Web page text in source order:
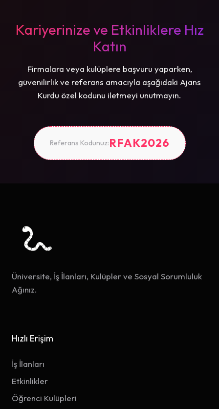
Kariyerinize ve Etkinliklere Hız
Katın
Firmalara veya kulüplere başvuru yaparken,
güvenilirlik ve referans amacıyla aşağıdaki Ajans
Kurdu özel kodunu iletmeyi unutmayın.
Referans Kodunuz:RFAK2026
Üniversite, İş İlanları, Kulüpler ve Sosyal Sorumluluk
Ağınız.
Hızlı Erişim
İş İlanları
Etkinlikler
Öğrenci Kulüpleri